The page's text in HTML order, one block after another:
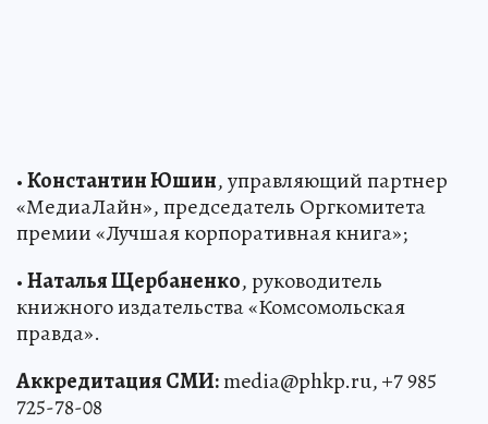
•Константин Юшин, управляющий партнер
«МедиаЛайн», председатель Оргкомитета
премии «Лучшая корпоративная книга»;
•Наталья Щербаненко, руководитель
книжного издательства «Комсомольская
правда».
Аккредитация СМИ:media@phkp.ru, +7 985
725-78-08